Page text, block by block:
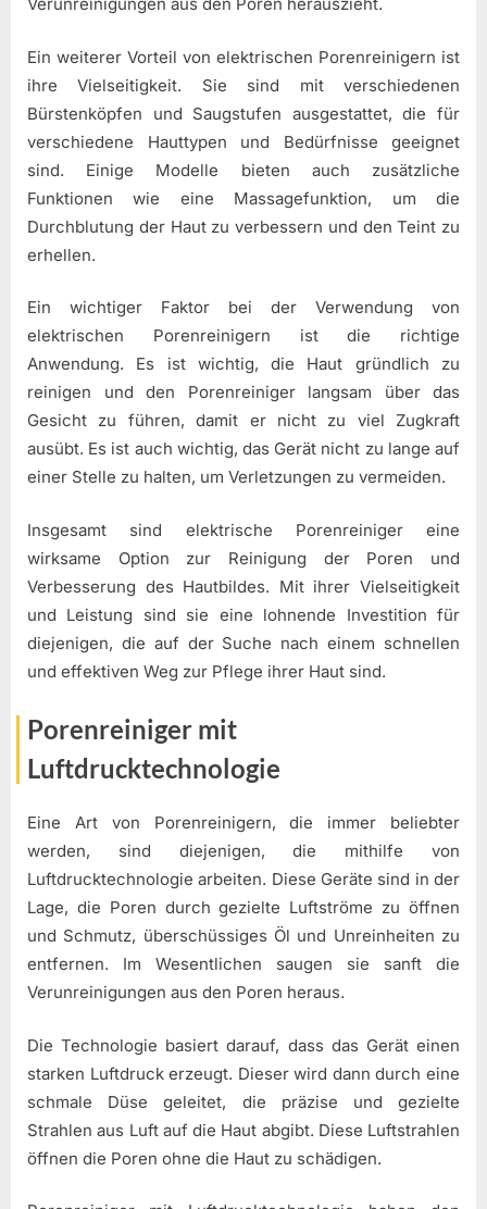
Ein weiterer Vorteil von elektrischen Porenreinigern ist
ihre Vielseitigkeit. Sie sind mit verschiedenen
Bürstenköpfen und Saugstufen ausgestattet, die für
verschiedene Hauttypen und Bedürfnisse geeignet
sind. Einige Modelle bieten auch zusätzliche
Funktionen wie eine Massagefunktion, um die
Durchblutung der Haut zu verbessern und den Teint zu
erhellen.
Ein wichtiger Faktor bei der Verwendung von
elektrischen Porenreinigern ist die richtige
Anwendung. Es ist wichtig, die Haut gründlich zu
reinigen und den Porenreiniger langsam über das
Gesicht zu führen, damit er nicht zu viel Zugkraft
ausübt. Es ist auch wichtig, das Gerät nicht zu lange auf
einer Stelle zu halten, um Verletzungen zu vermeiden.
Insgesamt sind elektrische Porenreiniger eine
wirksame Option zur Reinigung der Poren und
Verbesserung des Hautbildes. Mit ihrer Vielseitigkeit
und Leistung sind sie eine lohnende Investition für
diejenigen, die auf der Suche nach einem schnellen
und effektiven Weg zur Pflege ihrer Haut sind.
Porenreiniger mit
Luftdrucktechnologie
Eine Art von Porenreinigern, die immer beliebter
werden, sind diejenigen, die mithilfe von
Luftdrucktechnologie arbeiten. Diese Geräte sind in der
Lage, die Poren durch gezielte Luftströme zu öffnen
und Schmutz, überschüssiges Öl und Unreinheiten zu
entfernen. Im Wesentlichen saugen sie sanft die
Verunreinigungen aus den Poren heraus.
Die Technologie basiert darauf, dass das Gerät einen
starken Luftdruck erzeugt. Dieser wird dann durch eine
schmale Düse geleitet, die präzise und gezielte
Strahlen aus Luft auf die Haut abgibt. Diese Luftstrahlen
öffnen die Poren ohne die Haut zu schädigen.